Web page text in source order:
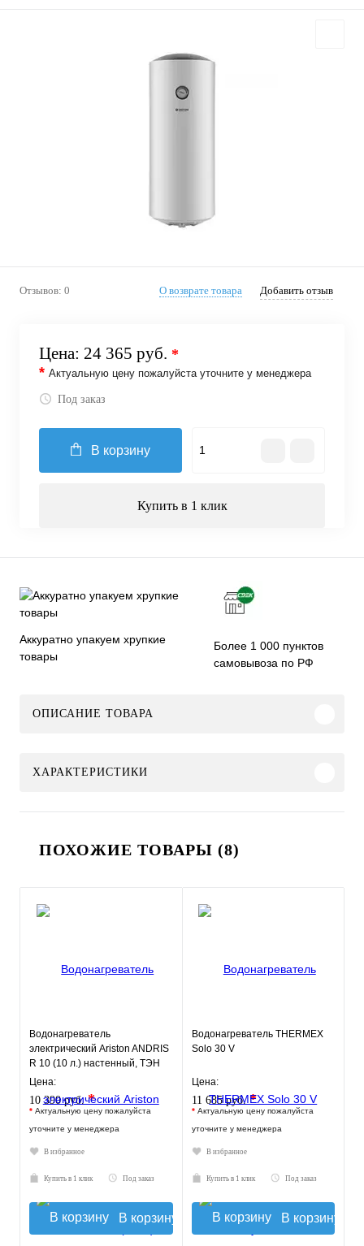
Отзывов: 0 О возврате товара Добавить отзыв
Цена: 24 365 руб. *
* Актуальную цену пожалуйста уточните у менеджера
Под заказ
В корзину
Купить в 1 клик
Аккуратно упакуем хрупкие
товары
Более 1 000 пунктов
самовывоза по РФ
ОПИСАНИЕ ТОВАРА
ХАРАКТЕРИСТИКИ
ПОХОЖИЕ ТОВАРЫ (8)
Водонагреватель
электрический Ariston ANDRIS
R 10 (10 л.) настенный, ТЭН
1,2 кВт.
Цена:
10 390 руб.*
* Актуальную цену пожалуйста
уточните у менеджера
В избранное
Купить в 1 клик Под заказ
В корзину
Водонагреватель THERMEX
Solo 30 V
Цена:
11 685 руб.*
* Актуальную цену пожалуйста
уточните у менеджера
В избранное
Купить в 1 клик Под заказ
В корзину